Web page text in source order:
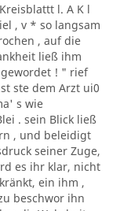
l. A K l
, v * so langsam
, auf die
ließ ihm
gewordet ! " rief
ste dem Arzt ui0
s wie
. sein Blick ließ
, und beleidigt
seiner Zuge,
es ihr klar, nicht
ein ihm ,
beschwor ihn